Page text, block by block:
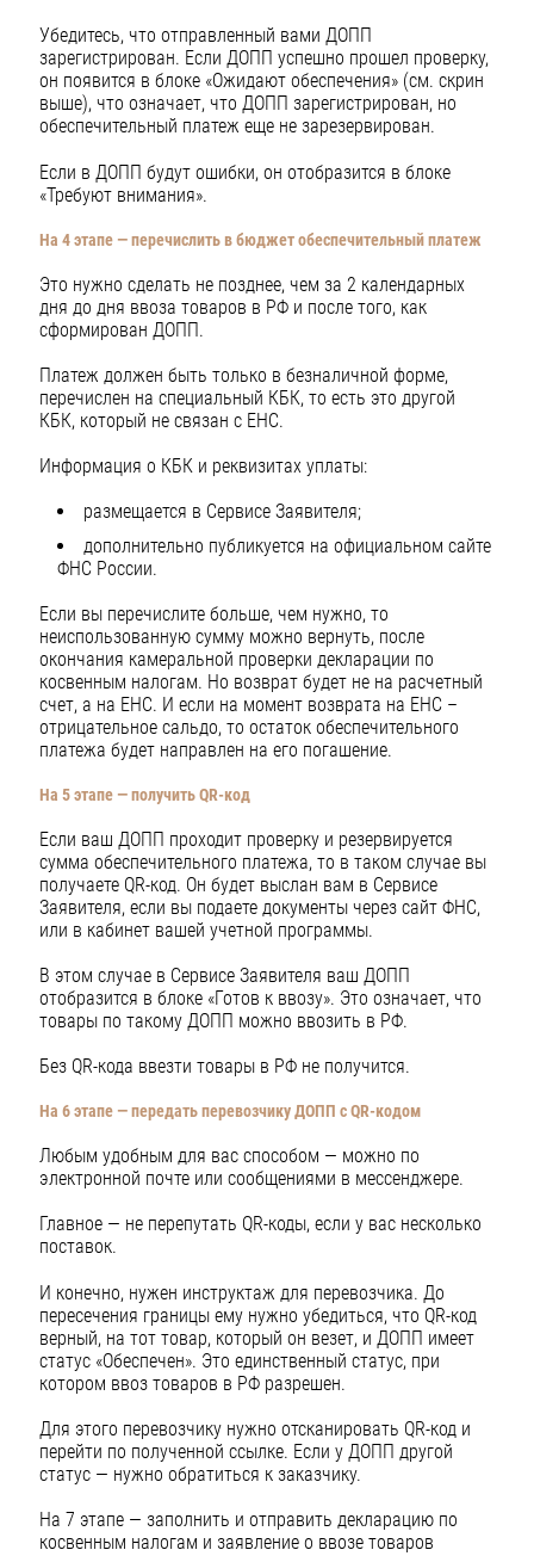
Убедитесь, что отправленный вами ДОПП
зарегистрирован. Если ДОПП успешно прошел проверку,
он появится в блоке «Ожидают обеспечения» (см. скрин
выше), что означает, что ДОПП зарегистрирован, но
обеспечительный платеж еще не зарезервирован.
Если в ДОПП будут ошибки, он отобразится в блоке
«Требуют внимания».
На 4 этапе — перечислить в бюджет обеспечительный платеж
Это нужно сделать не позднее, чем за 2 календарных
дня до дня ввоза товаров в РФ и после того, как
сформирован ДОПП.
Платеж должен быть только в безналичной форме,
перечислен на специальный КБК, то есть это другой
КБК, который не связан с ЕНС.
Информация о КБК и реквизитах уплаты:
размещается в Сервисе Заявителя;
дополнительно публикуется на официальном сайте
ФНС России.
Если вы перечислите больше, чем нужно, то
неиспользованную сумму можно вернуть, после
окончания камеральной проверки декларации по
косвенным налогам. Но возврат будет не на расчетный
счет, а на ЕНС. И если на момент возврата на ЕНС –
отрицательное сальдо, то остаток обеспечительного
платежа будет направлен на его погашение.
На 5 этапе — получить QR-код
Если ваш ДОПП проходит проверку и резервируется
сумма обеспечительного платежа, то в таком случае вы
получаете QR-код. Он будет выслан вам в Сервисе
Заявителя, если вы подаете документы через сайт ФНС,
или в кабинет вашей учетной программы.
В этом случае в Сервисе Заявителя ваш ДОПП
отобразится в блоке «Готов к ввозу». Это означает, что
товары по такому ДОПП можно ввозить в РФ.
Без QR-кода ввезти товары в РФ не получится.
На 6 этапе — передать перевозчику ДОПП с QR-кодом
Любым удобным для вас способом — можно по
электронной почте или сообщениями в мессенджере.
Главное — не перепутать QR-коды, если у вас несколько
поставок.
И конечно, нужен инструктаж для перевозчика. До
пересечения границы ему нужно убедиться, что QR-код
верный, на тот товар, который он везет, и ДОПП имеет
статус «Обеспечен». Это единственный статус, при
котором ввоз товаров в РФ разрешен.
Для этого перевозчику нужно отсканировать QR-код и
перейти по полученной ссылке. Если у ДОПП другой
статус — нужно обратиться к заказчику.
На 7 этапе — заполнить и отправить декларацию по
косвенным налогам и заявление о ввозе товаров